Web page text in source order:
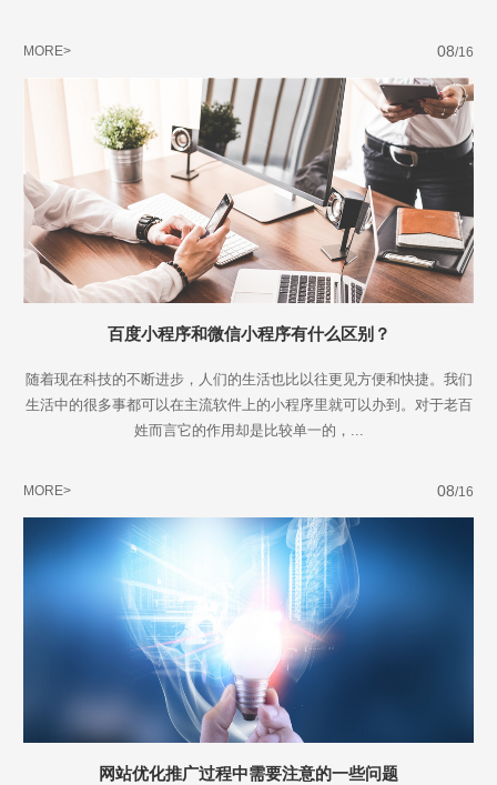
MORE> 08/16
百度小程序和微信小程序有什么区别？
随着现在科技的不断进步，人们的生活也比以往更见方便和快捷。我们
生活中的很多事都可以在主流软件上的小程序里就可以办到。对于老百
姓而言它的作用却是比较单一的，...
MORE> 08/16
网站优化推广过程中需要注意的一些问题
不怕就请留下您的需求及联系方式，我们会第一时间送上问候的。